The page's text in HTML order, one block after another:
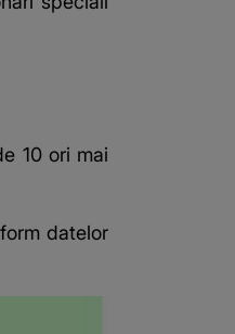
10 ori mai
datelor